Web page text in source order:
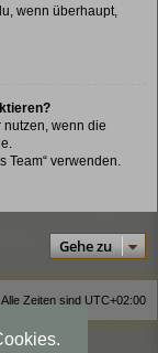
wenn überhaupt,
wenn die
Team“ verwenden.
Gehe zu
Alle Zeiten sind UTC+02:00